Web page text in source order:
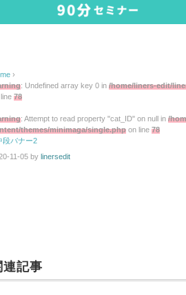
›
: Undefined array key 0 in /home/liners-edit/
78
: Attempt to read property "cat_ID" on null in /
themes/minimaga/single.php on line 78
段バナー2
11-05 by linersedit
連記事